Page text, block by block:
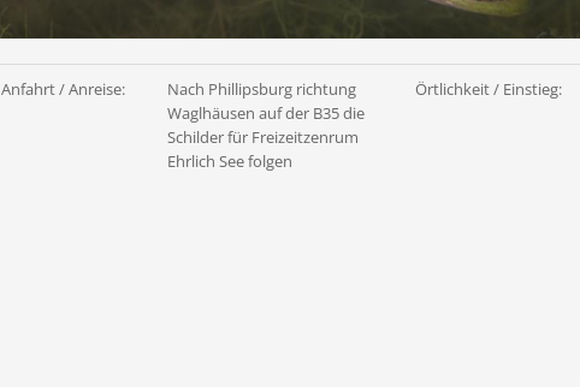
Anfahrt / Anreise:
Nach Phillipsburg richtung
Waglhäusen auf der B35 die
Schilder für Freizeitzenrum
Ehrlich See folgen
Örtlichkeit / Einstieg: